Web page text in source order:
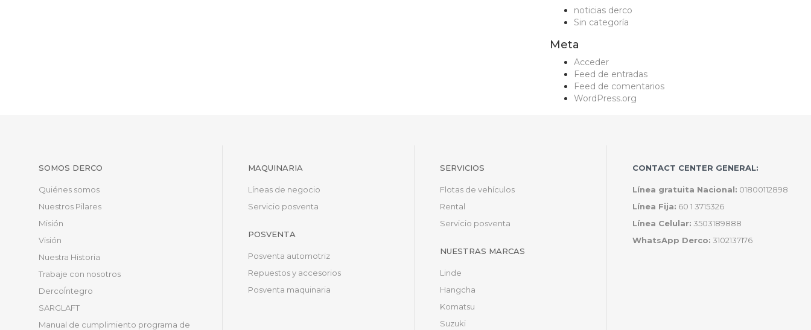
noticias derco
Sin categoría
Meta
Acceder
Feed de entradas
Feed de comentarios
WordPress.org
SOMOS DERCO
Quiénes somos
Nuestros Pilares
Misión
Visión
Nuestra Historia
Trabaje con nosotros
DercoÍntegro
SARGLAFT
Manual de cumplimiento programa de
MAQUINARIA
Líneas de negocio
Servicio posventa
POSVENTA
Posventa automotriz
Repuestos y accesorios
Posventa maquinaria
SERVICIOS
Flotas de vehículos
Rental
Servicio posventa
NUESTRAS MARCAS
Linde
Hangcha
Komatsu
Suzuki
CONTACT CENTER GENERAL:
Línea gratuita Nacional: 01800112898
Línea Fija: 60 1 3715326
Línea Celular: 3503189888
WhatsApp Derco: 3102137176